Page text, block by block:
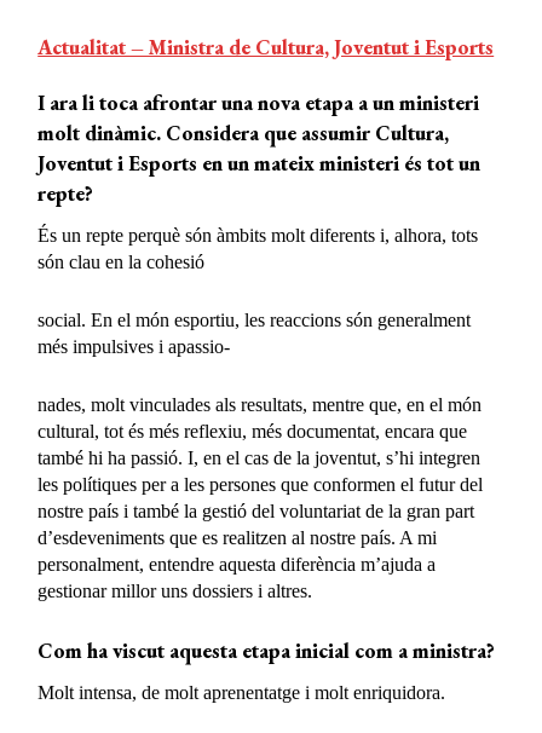
Actualitat – Ministra de Cultura, Joventut i Esports
I ara li toca afrontar una nova etapa a un ministeri
molt dinàmic. Considera que assumir Cultura,
Joventut i Esports en un mateix ministeri és tot un
repte?
És un repte perquè són àmbits molt diferents i, alhora, tots
són clau en la cohesió
social. En el món esportiu, les reaccions són generalment
més impulsives i apassio-
nades, molt vinculades als resultats, mentre que, en el món
cultural, tot és més reflexiu, més documentat, encara que
també hi ha passió. I, en el cas de la joventut, s’hi integren
les polítiques per a les persones que conformen el futur del
nostre país i també la gestió del voluntariat de la gran part
d’esdeveniments que es realitzen al nostre país. A mi
personalment, entendre aquesta diferència m’ajuda a
gestionar millor uns dossiers i altres.
Com ha viscut aquesta etapa inicial com a ministra?
Molt intensa, de molt aprenentatge i molt enriquidora.